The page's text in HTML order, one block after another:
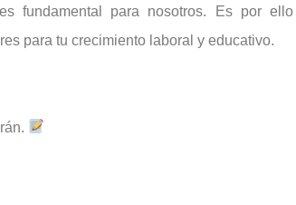
fundamental para nosotros. Es por
para tu crecimiento laboral y educativo.